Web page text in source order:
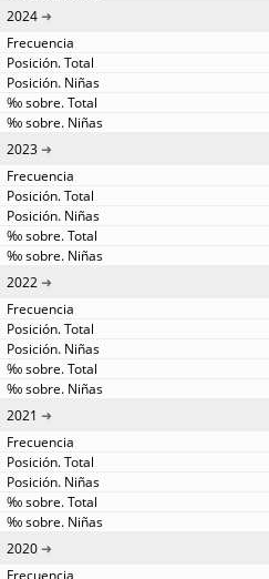
2024
2023
2022
2021
2020